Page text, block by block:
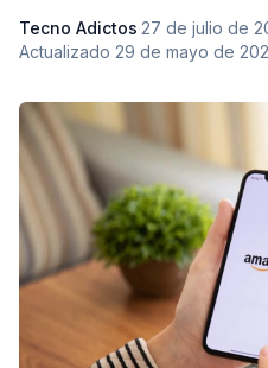
Tecno Adictos·27 de julio de
Actualizado 29 de mayo de